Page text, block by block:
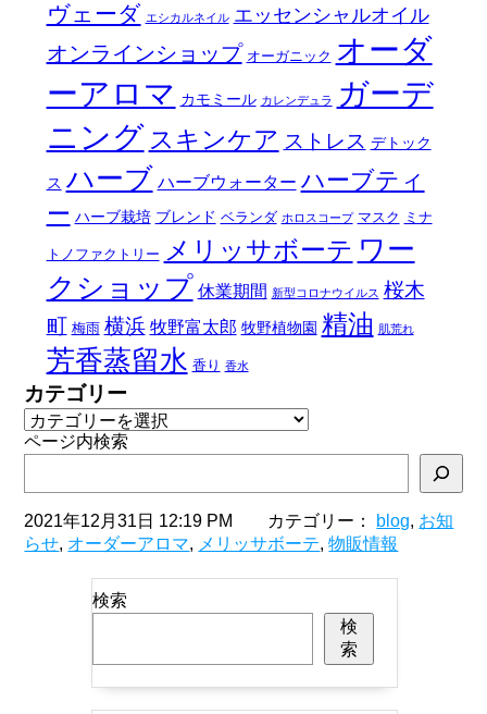
ヴェーダ エシカルネイル エッセンシャルオイル
オンラインショップ オーガニック オーダ
ーアロマ カモミール カレンデュラ
ガーデ
ニング スキンケア ストレス デトック
ス ハーブ ハーブウォーター ハーブティ
ー ハーブ栽培 ブレンド ベランダ ホロスコープ マスク ミナ
トノファクトリー メリッサボーテ ワー
クショップ 休業期間 新型コロナウイルス 桜木
町 梅雨 横浜 牧野富太郎 牧野植物園 精油 肌荒れ
芳香蒸留水 香り 香水
カテゴリー
ページ内検索
2021年12月31日 12:19 PM カテゴリー： blog, お知
らせ, オーダーアロマ, メリッサボーテ,物販情報
検索
検
索